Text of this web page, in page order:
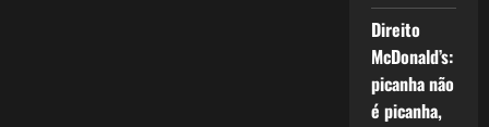
Direito
McDonald’s:
picanha não
é picanha,